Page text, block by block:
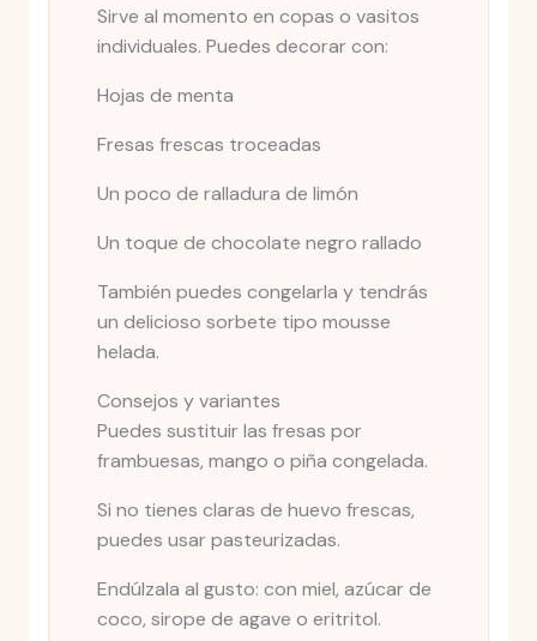
Sirve al momento en copas o vasitos
individuales. Puedes decorar con:
Hojas de menta
Fresas frescas troceadas
Un poco de ralladura de limón
Un toque de chocolate negro rallado
También puedes congelarla y tendrás
un delicioso sorbete tipo mousse
helada.
Consejos y variantes
Puedes sustituir las fresas por
frambuesas, mango o piña congelada.
Si no tienes claras de huevo frescas,
puedes usar pasteurizadas.
Endúlzala al gusto: con miel, azúcar de
coco, sirope de agave o eritritol.